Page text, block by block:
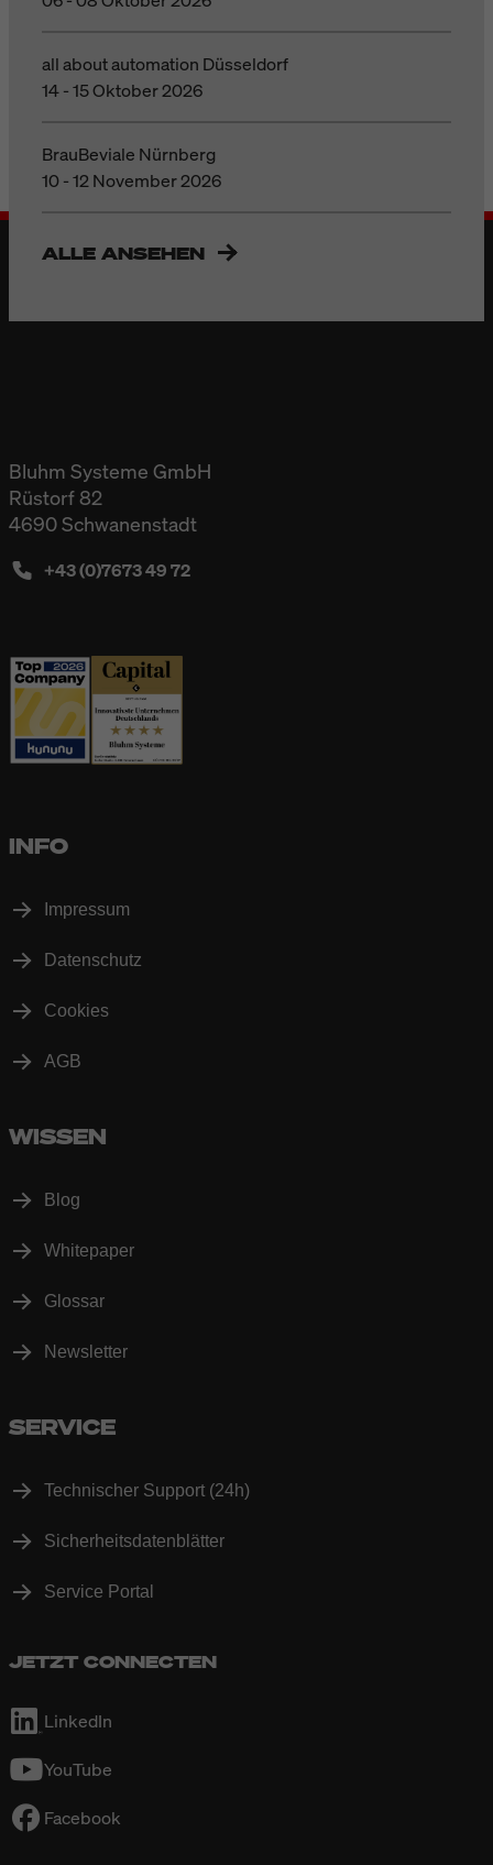
all about automation Düsseldorf
14 - 15 Oktober 2026
BrauBeviale Nürnberg
10 - 12 November 2026
ALLE ANSEHEN
Bluhm Systeme GmbH
Rüstorf 82
4690 Schwanenstadt
+43 (0)7673 49 72
INFO
Impressum
Datenschutz
Cookies
AGB
WISSEN
Blog
Whitepaper
Glossar
Newsletter
SERVICE
Technischer Support (24h)
Sicherheitsdatenblätter
Service Portal
JETZT CONNECTEN
LinkedIn
YouTube
Facebook